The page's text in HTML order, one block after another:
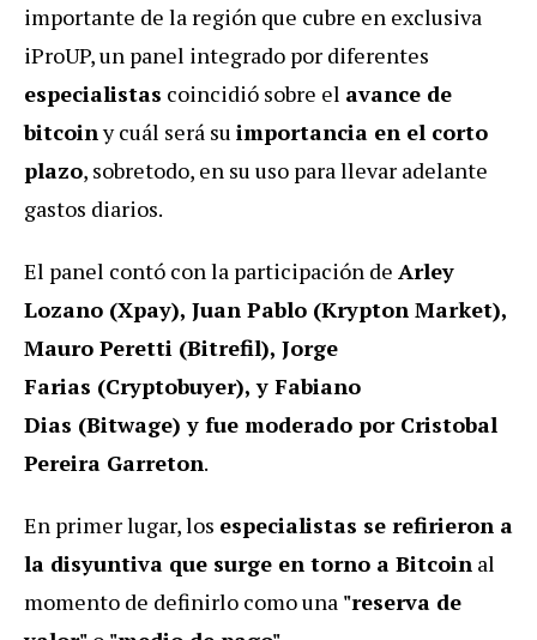
importante de la región que cubre en exclusiva
iProUP, un panel integrado por diferentes
especialistas coincidió sobre el avance de
bitcoiny cuál será su importancia en el corto
plazo, sobretodo, en su uso para llevar adelante
gastos diarios.
El panel contó con la participación de Arley
Lozano (Xpay), Juan Pablo (Krypton Market),
Mauro Peretti (Bitrefil), Jorge
Farias (Cryptobuyer), y Fabiano
Dias (Bitwage) y fue moderado por Cristobal
Pereira Garreton.
En primer lugar, los especialistas se refirieron a
la disyuntiva que surge en torno a Bitcoin al
momento de definirlo como una "reserva de